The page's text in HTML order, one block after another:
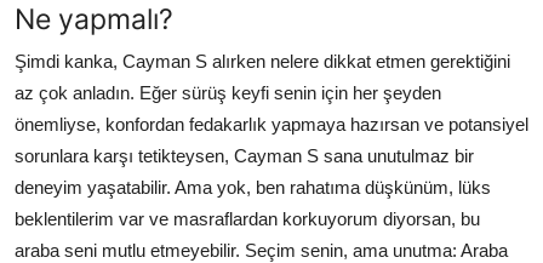
Ne yapmalı?
Şimdi kanka, Cayman S alırken nelere dikkat etmen gerektiğini
az çok anladın. Eğer sürüş keyfi senin için her şeyden
önemliyse, konfordan fedakarlık yapmaya hazırsan ve potansiyel
sorunlara karşı tetikteysen, Cayman S sana unutulmaz bir
deneyim yaşatabilir. Ama yok, ben rahatıma düşkünüm, lüks
beklentilerim var ve masraflardan korkuyorum diyorsan, bu
araba seni mutlu etmeyebilir. Seçim senin, ama unutma: Araba